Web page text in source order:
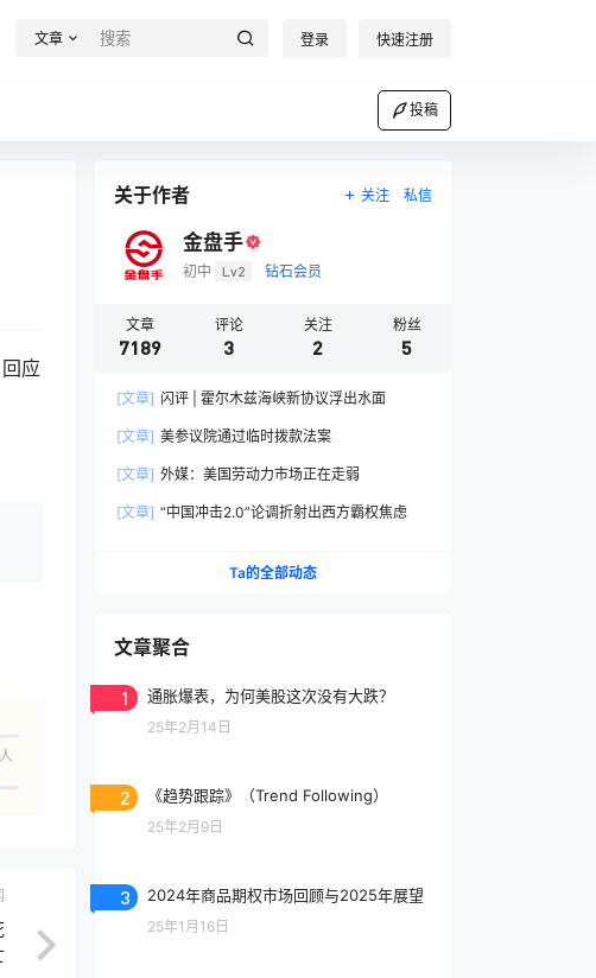
文章 登录 快速注册
投稿
应
关于作者 关注 私信
金盘手
初中 Lv2 钻石会员
文章
7189
评论
3
关注
2
粉丝
5
[文章] 闪评 | 霍尔木兹海峡新协议浮出水面
[文章] 美参议院通过临时拨款法案
[文章] 外媒：美国劳动力市场正在走弱
[文章] “中国冲击2.0”论调折射出西方霸权焦虑
Ta的全部动态
文章聚合
1 通胀爆表，为何美股这次没有大跌？
25年2月14日
2 《趋势跟踪》（Trend Following）
25年2月9日
3 2024年商品期权市场回顾与2025年展望
25年1月16日